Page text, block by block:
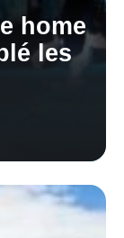
home
les